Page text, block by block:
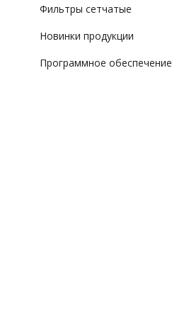
Фильтры сетчатые
Новинки продукции
Программное обеспечение